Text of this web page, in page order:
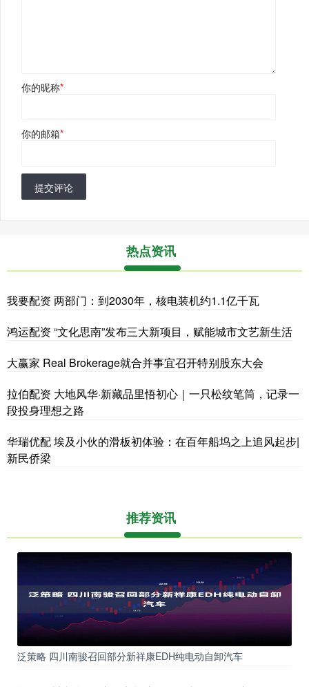
你的昵称*
你的邮箱*
提交评论
热点资讯
我要配资 两部门：到2030年，核电装机约1.1亿千瓦
鸿运配资 “文化思南”发布三大新项目，赋能城市文艺新生活
大赢家 Real Brokerage就合并事宜召开特别股东大会
拉伯配资 大地风华·新藏品里悟初心｜一只松纹笔筒，记录一
段投身理想之路
华瑞优配 埃及小伙的滑板初体验：在百年船坞之上追风起步|
新民侨梁
推荐资讯
泛策略 四川南骏召回部分新祥康EDH纯电动自卸汽车